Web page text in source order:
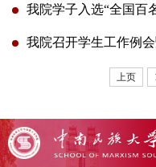
我院学子入选“全国百
我院召开学生工作例
上页